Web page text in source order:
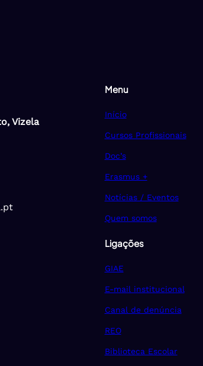
Vizela
Menu
Início
Cursos Profissionais
Doc’s
Erasmus +
Notícias / Eventos
Quem somos
Ligações
GIAE
E-mail institucional
Canal de denúncia
REO
Biblioteca Escolar